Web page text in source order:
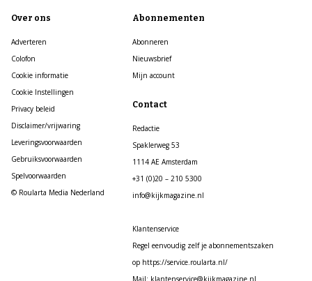
Over ons
Adverteren
Colofon
Cookie informatie
Cookie Instellingen
Privacy beleid
Disclaimer/vrijwaring
Leveringsvoorwaarden
Gebruiksvoorwaarden
Spelvoorwaarden
© Roularta Media Nederland
Abonnementen
Abonneren
Nieuwsbrief
Mijn account
Contact
Redactie
Spaklerweg 53
1114 AE Amsterdam
+31 (0)20 – 210 5300
info@kijkmagazine.nl
Klantenservice
Regel eenvoudig zelf je abonnementszaken
op https://service.roularta.nl/
Mail: klantenservice@kijkmagazine.nl